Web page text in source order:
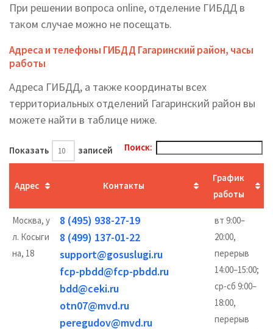
При решении вопроса online, отделение ГИБДД в
таком случае можно не посещать.
Адреса и телефоны ГИБДД Гагаринский район, часы
работы
Адреса ГИБДД, а также координаты всех
территориальных отделений Гагаринский район вы
можете найти в таблице ниже.
Показать записей Поиск:
Адрес Контакты
График
работы
Москва, у
л. Косыги
на, 18
8 (495) 938-27-19
8 (499) 137-01-22
support@gosuslugi.ru
fcp-pbdd@fcp-pbdd.ru
bdd@ceki.ru
otn07@mvd.ru
peregudov@mvd.ru
вт 9:00–
20:00,
перерыв
14:00–15:00;
ср-сб 9:00–
18:00,
перерыв